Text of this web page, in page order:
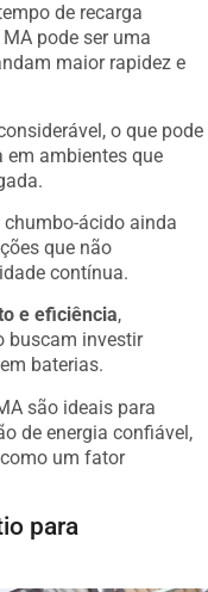
de recarga
pode ser uma
maior rapidez e
o que pode
ambientes que
ácido ainda
que não
contínua.
e eficiência,
buscam investir
baterias.
são ideais para
de energia confiável,
um fator
para